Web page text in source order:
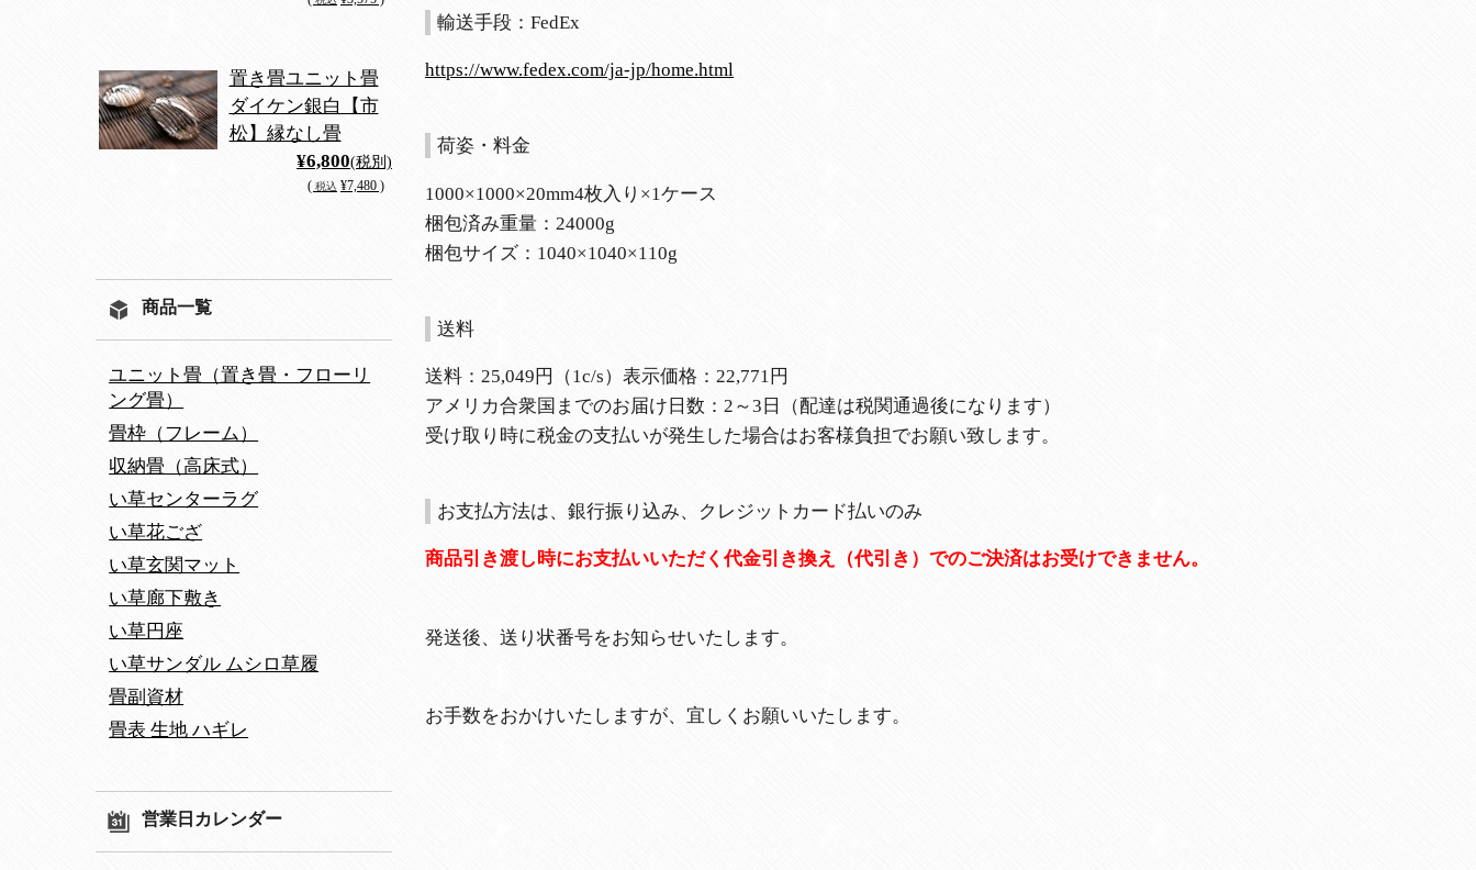
輸送手段：FedEx
https://www.fedex.com/ja-jp/home.html
荷姿・料金
1000×1000×20mm4枚入り×1ケース
梱包済み重量：24000g
梱包サイズ：1040×1040×110g
送料
送料：25,049円（1c/s）表示価格：22,771円
アメリカ合衆国までのお届け日数：2～3日（配達は税関通過後になります）
受け取り時に税金の支払いが発生した場合はお客様負担でお願い致します。
お支払方法は、銀行振り込み、クレジットカード払いのみ
商品引き渡し時にお支払いいただく代金引き換え（代引き）でのご決済はお受けできません。
発送後、送り状番号をお知らせいたします。
お手数をおかけいたしますが、宜しくお願いいたします。
置き畳ユニット畳
ダイケン銀白【市
松】縁なし畳
¥6,800(税別)
( 税込 ¥7,480 )
商品一覧
ユニット畳（置き畳・フローリ
ング畳）
畳枠（フレーム）
収納畳（高床式）
い草センターラグ
い草花ござ
い草玄関マット
い草廊下敷き
い草円座
い草サンダル ムシロ草履
畳副資材
畳表 生地 ハギレ
営業日カレンダー